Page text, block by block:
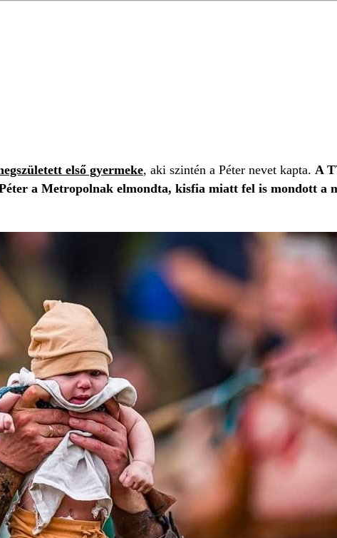
első gyermeke, aki szintén a Péter nevet kapta. A
a Metropolnak elmondta, kisfia miatt fel is mondott a